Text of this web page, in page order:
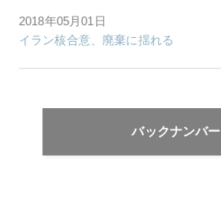
2018年05月01日
イラン核合意、廃棄に揺れる
バックナンバー